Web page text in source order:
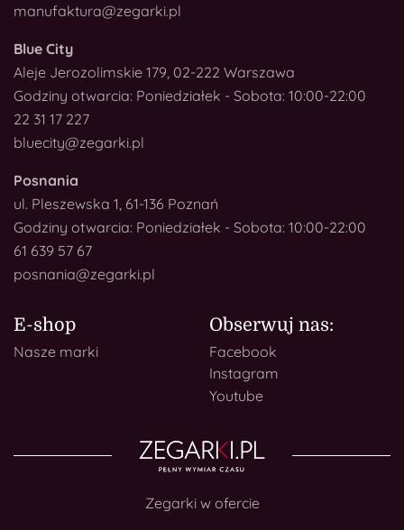
manufaktura@zegarki.pl
Blue City
Aleje Jerozolimskie 179, 02-222 Warszawa
Godziny otwarcia: Poniedziałek - Sobota: 10:00-22:00
22 31 17 227
bluecity@zegarki.pl
Posnania
ul. Pleszewska 1, 61-136 Poznań
Godziny otwarcia: Poniedziałek - Sobota: 10:00-22:00
61 639 57 67
posnania@zegarki.pl
E-shop
Nasze marki
Obserwuj nas:
Facebook
Instagram
Youtube
Zegarki w ofercie